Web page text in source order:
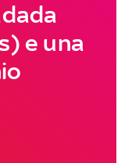
e una